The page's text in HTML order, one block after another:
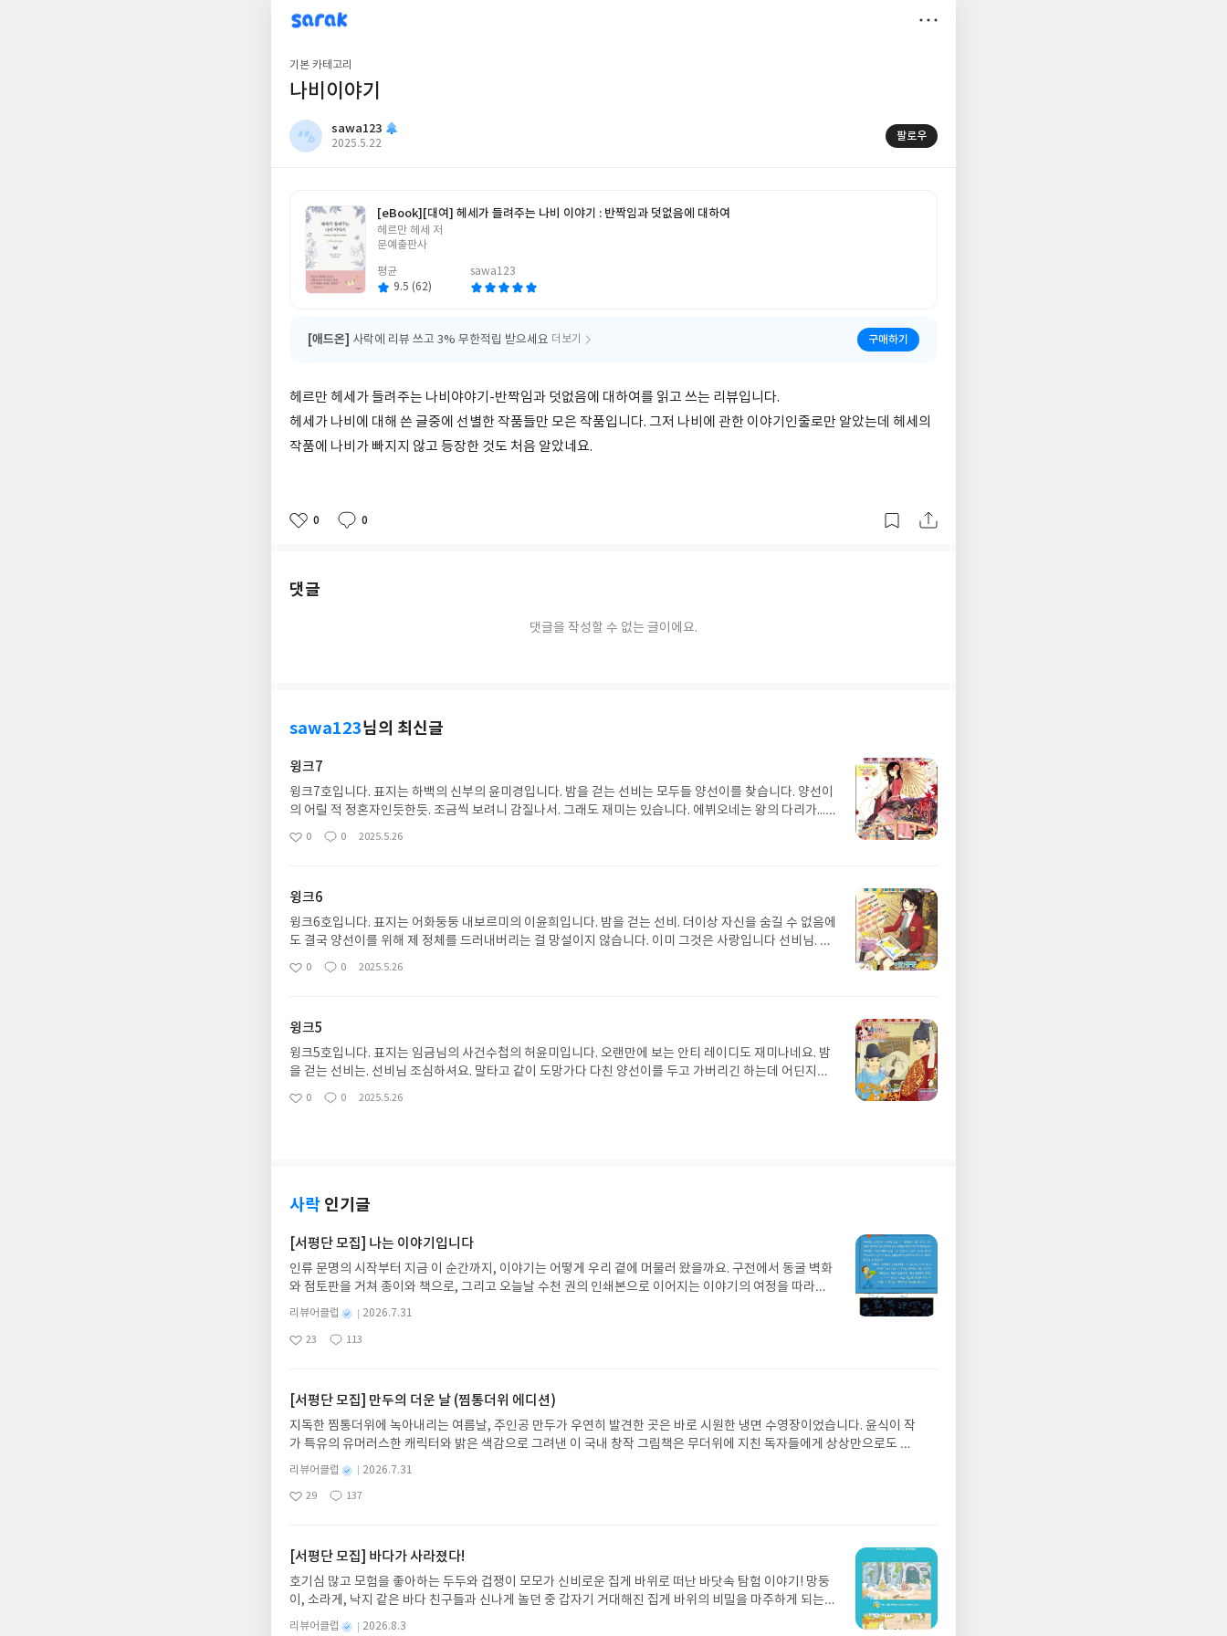
sarak
sawa123
기본 카테고리
나비이야기
sawa123
작
2025.5.22
팔로우
[eBook] [대여] 헤세가 들려주는 나비 이야기 : 반짝임과 덧없음에 대하여
글
쓴
헤르만 헤세 저
문예출판사
평균
9.5 (62)
sawa123
[애드온] 사락에 리뷰 쓰고 3% 무한적립 받으세요 더보기 구매하기
헤르만 헤세가 들려주는 나비야야기-반짝임과 덧없음에 대하여를 읽고 쓰는 리뷰입니다.
헤세가 나비에 대해 쓴 글중에 선별한 작품들만 모은 작품입니다. 그저 나비에 관한 이야기인줄로만 알았는데 헤세의
작품에 나비가 빠지지 않고 등장한 것도 처음 알았네요.
좋
0
댓
0
작
댓글
댓글을 작성할 수 없는 글이에요.
sawa123님의 최신글
윙크7
윙크7호입니다. 표지는 하백의 신부의 윤미경입니다. 밤을 걷는 선비는 모두들 양선이를 찾습니다. 양선이
의 어릴 적 정혼자인듯한듯. 조금씩 보려니 감질나서. 그래도 재미는 있습니다. 에뷔오네는 왕의 다리가...
어떻게 될런지요.
좋
0
댓
0
작
2025.5.26
윙크6
윙크6호입니다. 표지는 어화둥둥 내보르미의 이윤희입니다. 밤을 걷는 선비. 더이상 자신을 숨길 수 없음에
도 결국 양선이를 위해 제 정체를 드러내버리는 걸 망설이지 않습니다. 이미 그것은 사랑입니다 선비님. ㅎ
ㅎ십년도 더 지난 작품인데 잼나요
좋
0
댓
0
작
2025.5.26
윙크5
윙크5호입니다. 표지는 임금님의 사건수첩의 허윤미입니다. 오랜만에 보는 안티 레이디도 재미나네요. 밤
을 걷는 선비는. 선비님 조심하셔요. 말타고 같이 도망가다 다친 양선이를 두고 가버리긴 하는데 어딘지도
모를 곳에 떨어져도 양선이는 원망조차 안하네요. ㅎㅎ
좋
0
댓
0
작
2025.5.26
사락 인기글
[서평단 모집] 나는 이야기입니다
인류 문명의 시작부터 지금 이 순간까지, 이야기는 어떻게 우리 곁에 머물러 왔을까요. 구전에서 동굴 벽화
와 점토판을 거쳐 종이와 책으로, 그리고 오늘날 수천 권의 인쇄본으로 이어지는 이야기의 여정을 따라가
는 그림책입니다. 때로는 즐거움을, 때로는 위로를, 때로는 두려움의 대상이 되기도 했던 이야기가 우리 일
상에 어떻게 녹아들어 있는지 되짚어보며 이야기가 지닌 본질적 가치와 이야기를 누리는 기쁨을 다시 발견
하게 합니다.나는 이야기입니다글쓴이댄 야카리노 글/유수현 역출판사소원나무 예스24 바로가기 닫기모
불가)▶ 서평단 신청 방법 : 기대평 댓글을 작성해주세요! 먼저 작성한 리뷰를 올려주시면 당첨확률이 올라
'사락'으로 개편되어 별도로 개설하지 않으셔도 됩니다. ▶ 도서/상품 발송- 도서/상품은 최근 배송지가 아
닌 회원정보상의 주소/연락처 (클릭 시 수정 가능)로 발송됩니다.- 주소/연락처에 문제가 있을 시 선정에서
제외되거나 배송에서 누락될 수 있습니다(재발송 불가). ▶ 리뷰 작성- 도서/상품을 받고 2주 이내 리뷰를
작성해주셔야 합니다. (포스트가 아닌 '리뷰'로 작성)- 기간내 미작성, 불성실한 리뷰, 도서/상품과 무관한
별
리뷰어클럽
성
2026.7.31
좋
23
댓
113
작
[서평단 모집] 만두의 더운 날 (찜통더위 에디션)
지독한 찜통더위에 녹아내리는 여름날, 주인공 만두가 우연히 발견한 곳은 바로 시원한 냉면 수영장이었습니다. 윤식이 작
가 특유의 유머러스한 캐릭터와 밝은 색감으로 그려낸 이 국내 창작 그림책은 무더위에 지친 독자들에게 상상만으로도 더
위가 싹 가시는 통쾌한 탈출구를 선사합니다. 소원나무 베스트셀러 시리즈의 세 번째 이야기로, 만두가 풍덩 빠진 차가운
냉면 물결 속에서 짜릿한 여름 해방감을 만끽하는 모습이 마음속까지 시원하게 파고듭니다.만두의 더운 날 (찜통더위 에디
션)글쓴이윤식이 저출판사소원나무 예스24 바로가기 닫기모집인원 : 5명신청기간 : 2026.07.31 ~ 2026.08.04발표일자 :
첨확률이 올라갑니다!! ※ 신청 전, 꼭 확인해주세요!- '사락' 개설 후, 이 글의 댓글로 신청해주세요.- 기존 YES블로그는 '사
락'으로 개편되어 별도로 개설하지 않으셔도 됩니다. ▶ 도서/상품 발송- 도서/상품은 최근 배송지가 아닌 회원정보상의 주
소/연락처 (클릭 시 수정 가능)로 발송됩니다.- 주소/연락처에 문제가 있을 시 선정에서 제외되거나 배송에서 누락될 수 있
습니다(재발송 불가). ▶ 리뷰 작성- 도서/상품을 받고 2주 이내 리뷰를 작성해주셔야 합니다. (포스트가 아닌 '리뷰'로 작
성)- 기간내 미작성, 불성실한 리뷰, 도서/상품과 무관한 리뷰 작성 시 이후 선정에서 제외될 수 있습니다.- 리뷰어클럽은
별
리뷰어클럽
성
2026.7.31
좋
29
댓
137
작
[서평단 모집] 바다가 사라졌다!
호기심 많고 모험을 좋아하는 두두와 겁쟁이 모모가 신비로운 집게 바위로 떠난 바닷속 탐험 이야기! 망둥
이, 소라게, 낙지 같은 바다 친구들과 신나게 놀던 중 갑자기 거대해진 집게 바위의 비밀을 마주하게 되는
데, 과연 바다에 무슨 일이 벌어진 걸까요? 상상력을 자극하는 환상적인 해양 모험 동화 속으로 풍덩 빠져
별
리뷰어클럽 2026.8.3